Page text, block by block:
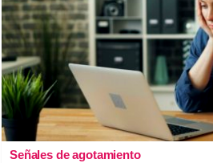
Señales de agotamiento